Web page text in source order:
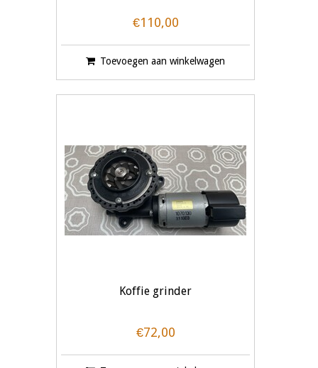
€110,00
Toevoegen aan winkelwagen
Koffie grinder
€72,00